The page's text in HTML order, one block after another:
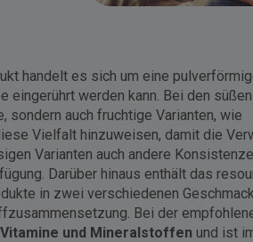
handelt es sich um eine
werden kann. Bei den süßen
sondern auch fruchtige Varianten, wie
Vielfalt hinzuweisen, damit die
Varianten auch andere
Darüber hinaus enthält das
in zwei verschiedenen
Bei der
und Mineralstoffen und ist